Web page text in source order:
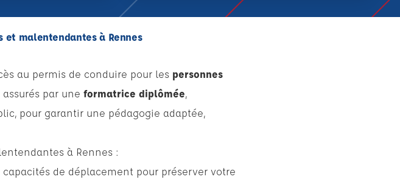
et malentendantes à Rennes
au permis de conduire pour les personnes
par une formatrice diplômée,
pour garantir une pédagogie adaptée,
à Rennes :
de déplacement pour préserver votre